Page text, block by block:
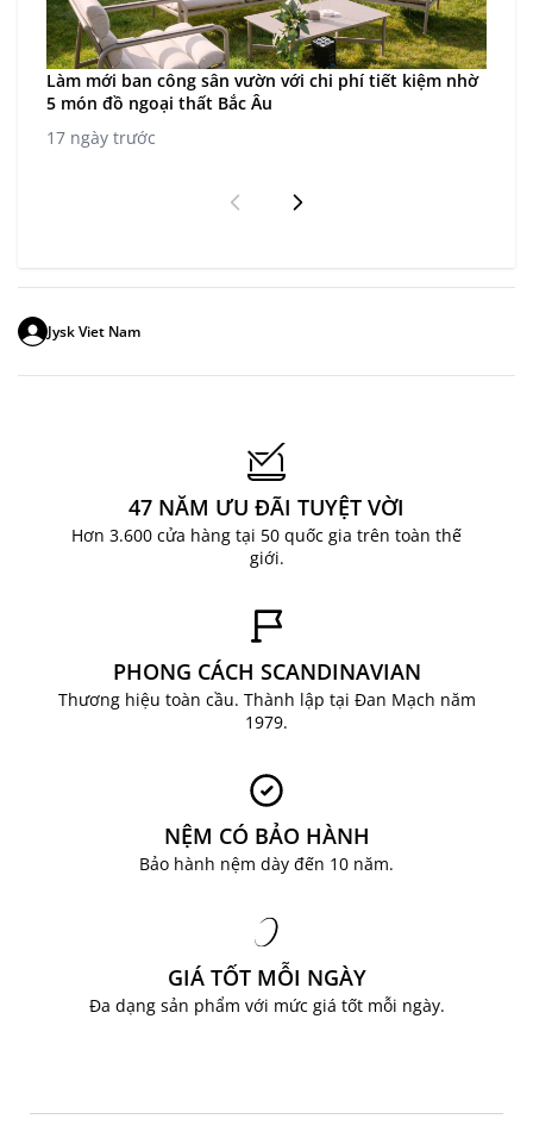
Làm mới ban công sân vườn với chi phí tiết kiệm nhờ
5 món đồ ngoại thất Bắc Âu
17 ngày trước
Jysk Viet Nam
47 NĂM ƯU ĐÃI TUYỆT VỜI
Hơn 3.600 cửa hàng tại 50 quốc gia trên toàn thế
giới.
PHONG CÁCH SCANDINAVIAN
Thương hiệu toàn cầu. Thành lập tại Đan Mạch năm
1979.
NỆM CÓ BẢO HÀNH
Bảo hành nệm dày đến 10 năm.
GIÁ TỐT MỖI NGÀY
Đa dạng sản phẩm với mức giá tốt mỗi ngày.